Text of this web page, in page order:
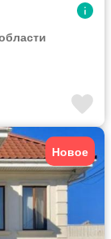
Новое